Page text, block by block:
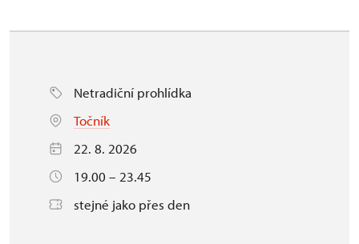
Netradiční prohlídka
Točník
22. 8. 2026
19.00 – 23.45
stejné jako přes den